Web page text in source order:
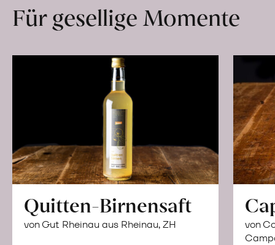
Hof
erfahren
Für gesellige Momente
Quitten-Birnensaft
von Gut Rheinau aus Rheinau, ZH
von